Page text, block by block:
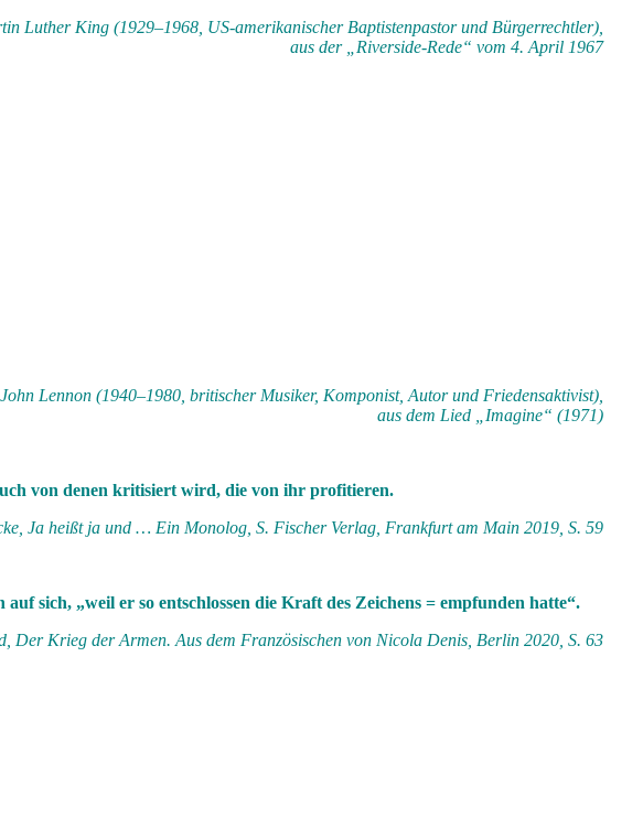
Luther King (1929–1968, US-amerikanischer Baptistenpastor und Bürgerrechtler),
aus der „Riverside-Rede“ vom 4. April 1967
John Lennon (1940–1980, britischer Musiker, Komponist, Autor und Friedensaktivist),
aus dem Lied „Imagine“ (1971)
von denen kritisiert wird, die von ihr profitieren.
Ja heißt ja und … Ein Monolog, S. Fischer Verlag, Frankfurt am Main 2019, S. 59
sich, „weil er so entschlossen die Kraft des Zeichens = empfunden hatte“.
Der Krieg der Armen. Aus dem Französischen von Nicola Denis, Berlin 2020, S. 63